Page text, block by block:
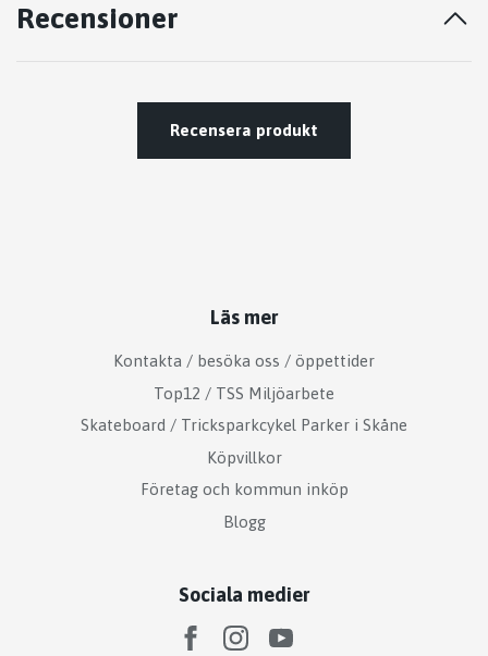
Recensioner
Recensera produkt
Läs mer
Kontakta / besöka oss / öppettider
Top12 / TSS Miljöarbete
Skateboard / Tricksparkcykel Parker i Skåne
Köpvillkor
Företag och kommun inköp
Blogg
Sociala medier